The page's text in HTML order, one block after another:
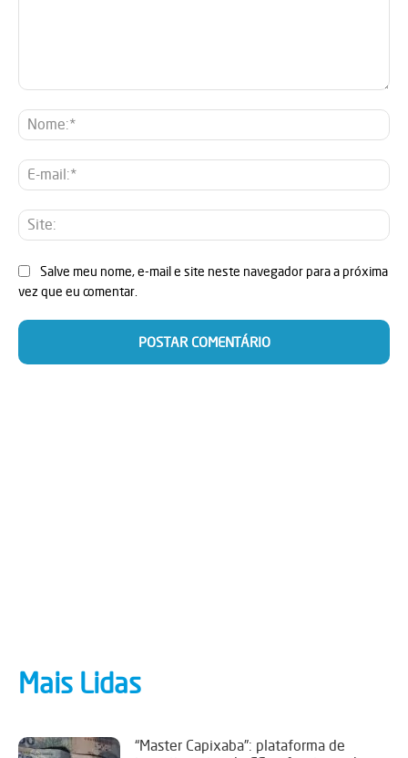
E-
Salve meu nome, e-mail e site neste navegador para a próxima
vez que eu comentar.
Mais Lidas
“Master Capixaba”: plataforma de